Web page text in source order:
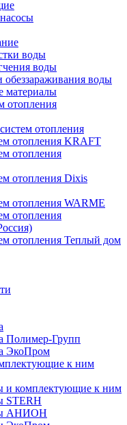
воды
воды
воды
материалы
отопления
отопления
отопления KRAFT
отопления
отопления Dixis
отопления WARME
отопления
отопления Теплый дом
Полимер-Групп
ЭкоПром
к ним
и комплектующие к ним
STERH
АНИОН